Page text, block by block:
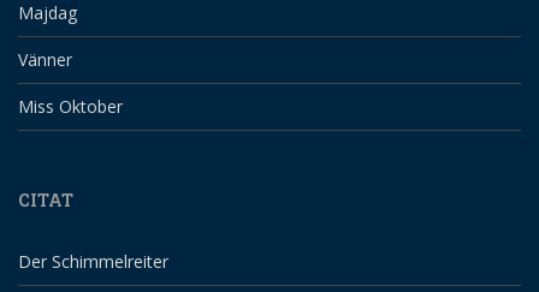
Majdag
Vänner
Miss Oktober
CITAT
Der Schimmelreiter